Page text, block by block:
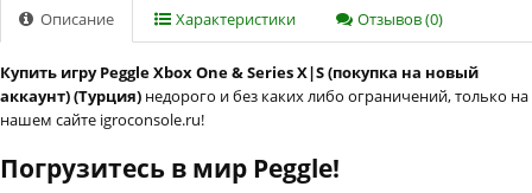
Описание Характеристики Отзывов (0)
Купить игру Peggle Xbox One & Series X|S (покупка на новый
аккаунт) (Турция) недорого и без каких либо ограничений, только на
нашем сайте igroconsole.ru!
Погрузитесь в мир Peggle!